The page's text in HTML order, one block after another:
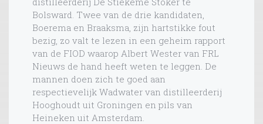
Bolsward. Twee van de drie kandidaten,
Boerema en Braaksma, zijn hartstikke fout
bezig, zo valt te lezen in een geheim rapport
van de FIOD waarop Albert Wester van FRL
Nieuws de hand heeft weten te leggen. De
mannen doen zich te goed aan
respectievelijk Wadwater van distilleerderij
Hooghoudt uit Groningen en pils van
Heineken uit Amsterdam.